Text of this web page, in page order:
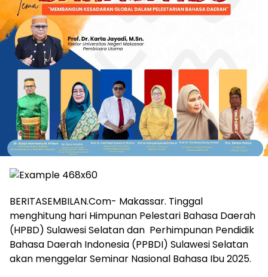
BERITASEMBILAN.Com- Makassar. Tinggal
menghitung hari Himpunan Pelestari Bahasa Daerah
(HPBD) Sulawesi Selatan dan Perhimpunan Pendidik
Bahasa Daerah Indonesia (PPBDI) Sulawesi Selatan
akan menggelar Seminar Nasional Bahasa Ibu 2025.